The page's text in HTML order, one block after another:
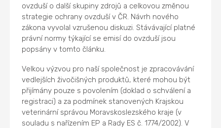
ovzduší o další skupiny zdrojů a celkovou změnou
strategie ochrany ovzduší v ČR. Návrh nového
zákona vyvolal vzrušenou diskuzi. Stávávající platné
právní normy týkající se emisí do ovzduší jsou
popsány v tomto článku.
Velkou výzvou pro naší společnost je zpracovávání
vedlejších živočišných produktů, které mohou být
přijímány pouze s povolením (doklad o schválení a
registraci) a za podmínek stanovených Krajskou
veterinární správou Moravskoslezského kraje (v
souladu s nařízením EP a Rady ES č. 1774/2002). V